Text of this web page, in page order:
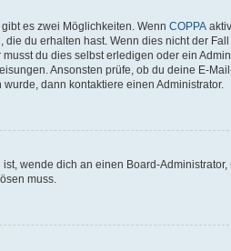
es zwei Möglichkeiten. Wenn COPPA
du erhalten hast. Wenn dies nicht der
du dies selbst erledigen oder ein
Ansonsten prüfe, ob du deine E-
dann kontaktiere einen Administrator.
wende dich an einen Board-
muss.